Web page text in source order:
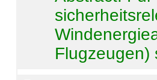
Flugzeugen)